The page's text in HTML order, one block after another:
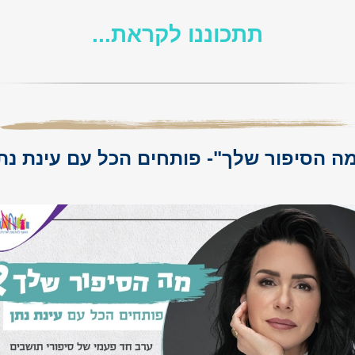
תתכוננו לקראת...
הסיפור שלך"- פותחים הכל עם עינת